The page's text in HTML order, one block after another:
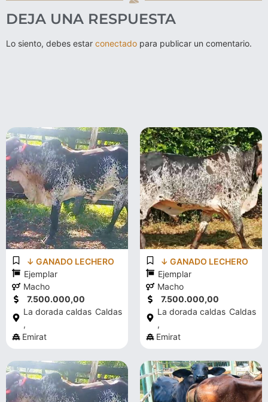
DEJA UNA RESPUESTA
Lo siento, debes estar conectado para publicar un comentario.
↓ GANADO LECHERO
Ejemplar
Macho
7.500.000,00
La dorada caldas
,
Caldas
Emirat
↓ GANADO LECHERO
Ejemplar
Macho
7.500.000,00
La dorada caldas
,
Caldas
Emirat